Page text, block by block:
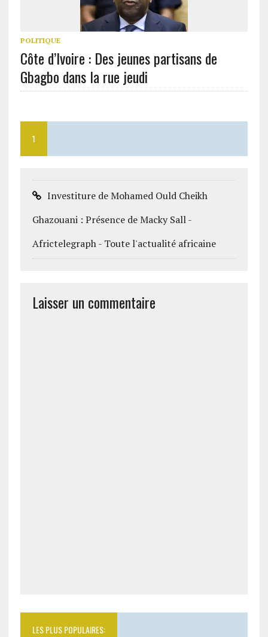
POLITIQUE
Côte d’Ivoire : Des jeunes partisans de
Gbagbo dans la rue jeudi
1
Investiture de Mohamed Ould Cheikh
Ghazouani : Présence de Macky Sall -
Africtelegraph - Toute l'actualité africaine
Laisser un commentaire
LES PLUS POPULAIRES: